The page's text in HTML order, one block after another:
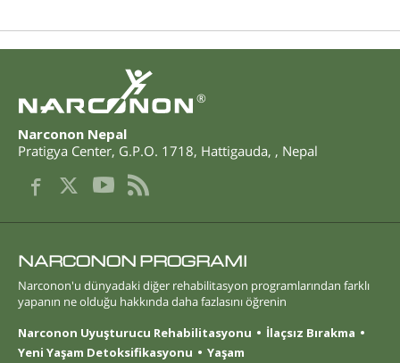
®
Narconon Nepal
Pratigya Center, G.P.O. 1718, Hattigauda, , Nepal
NARCONON PROGRAMI
Narconon'u dünyadaki diğer rehabilitasyon programlarından farklı
yapanın ne olduğu hakkında daha fazlasını öğrenin
Narconon Uyuşturucu Rehabilitasyonu
İlaçsız Bırakma
Yeni Yaşam Detoksifikasyonu
Yaşam